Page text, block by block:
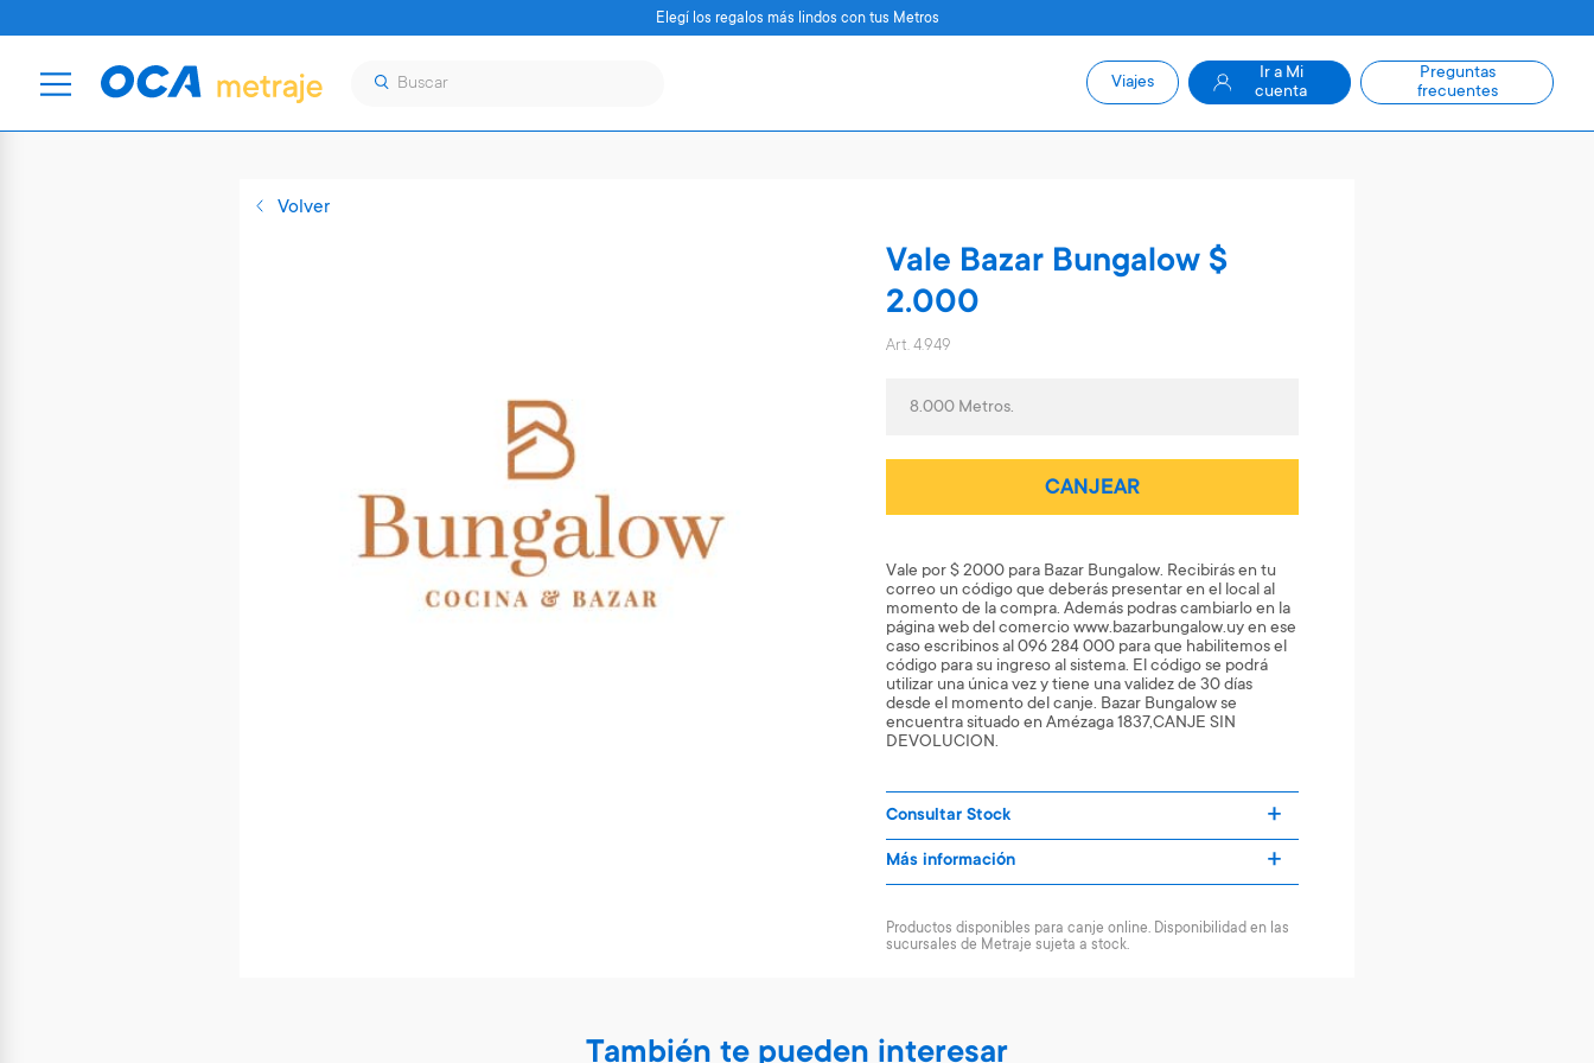
Volver
Vale Bazar Bungalow $
2.000
Art. 4.949
8.000 Metros.
CANJEAR
Vale por $ 2000 para Bazar Bungalow. Recibirás en tu
correo un código que deberás presentar en el local al
momento de la compra. Además podras cambiarlo en la
página web del comercio www.bazarbungalow.uy en ese
caso escribinos al 096 284 000 para que habilitemos el
código para su ingreso al sistema. El código se podrá
utilizar una única vez y tiene una validez de 30 días
desde el momento del canje. Bazar Bungalow se
encuentra situado en Amézaga 1837,CANJE SIN
DEVOLUCION.
Consultar Stock
Más información
Productos disponibles para canje online. Disponibilidad en las
sucursales de Metraje sujeta a stock.
También te pueden interesar
Elegí los regalos más lindos con tus Metros
Viajes
Ir a Mi
cuenta
Preguntas
frecuentes